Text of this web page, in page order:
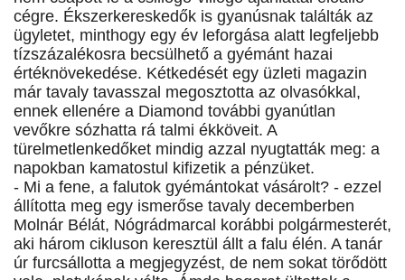
cégre. Ékszerkereskedők is gyanúsnak találták az
ügyletet, minthogy egy év leforgása alatt legfeljebb
tízszázalékosra becsülhető a gyémánt hazai
értéknövekedése. Kétkedését egy üzleti magazin
már tavaly tavasszal megosztotta az olvasókkal,
ennek ellenére a Diamond további gyanútlan
vevőkre sózhatta rá talmi ékköveit. A
türelmetlenkedőket mindig azzal nyugtatták meg: a
napokban kamatostul kifizetik a pénzüket.
- Mi a fene, a falutok gyémántokat vásárolt? - ezzel
állította meg egy ismerőse tavaly decemberben
Molnár Bélát, Nógrádmarcal korábbi polgármesterét,
aki három cikluson keresztül állt a falu élén. A tanár
úr furcsállotta a megjegyzést, de nem sokat törődött